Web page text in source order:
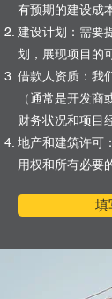
有预期的建设成
建设计划：需要
划，展现项目的
借款人资质：我
（通常是开发商
财务状况和项目
地产和建筑许可
用权和所有必要
填